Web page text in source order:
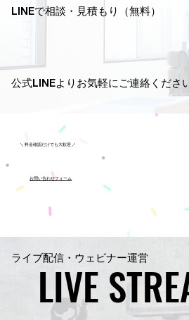
LIVE
LIVE
ライブ配信・ウェビナー運営
LINEで相談・見積もり（無料）
公式LINEよりお気軽にご連絡くださ
お問い合わせフォーム
＼ 料金確認だけでも大歓迎 ／